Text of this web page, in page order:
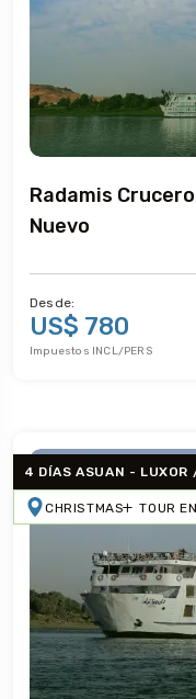
Radamis
Nuevo
Desde:
US$ 780
Impuestos INCL/PERS
4 DÍAS ASUAN - LUXOR
CHRISTMAS TOUR